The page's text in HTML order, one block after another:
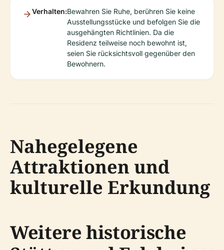
Verhalten:Bewahren Sie Ruhe, berühren Sie keine
Ausstellungsstücke und befolgen Sie die
ausgehängten Richtlinien. Da die
Residenz teilweise noch bewohnt ist,
seien Sie rücksichtsvoll gegenüber den
Bewohnern.
Nahegelegene
Attraktionen und
kulturelle Erkundung
Weitere historische